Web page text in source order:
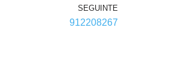
SEGUINTE
912208267